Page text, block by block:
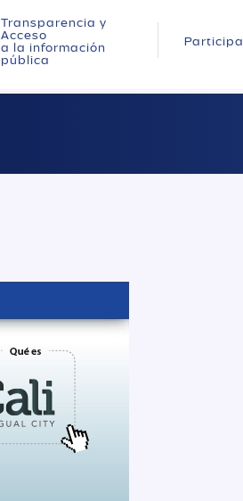
Transparencia y
Acceso
a la información
pública
Participa